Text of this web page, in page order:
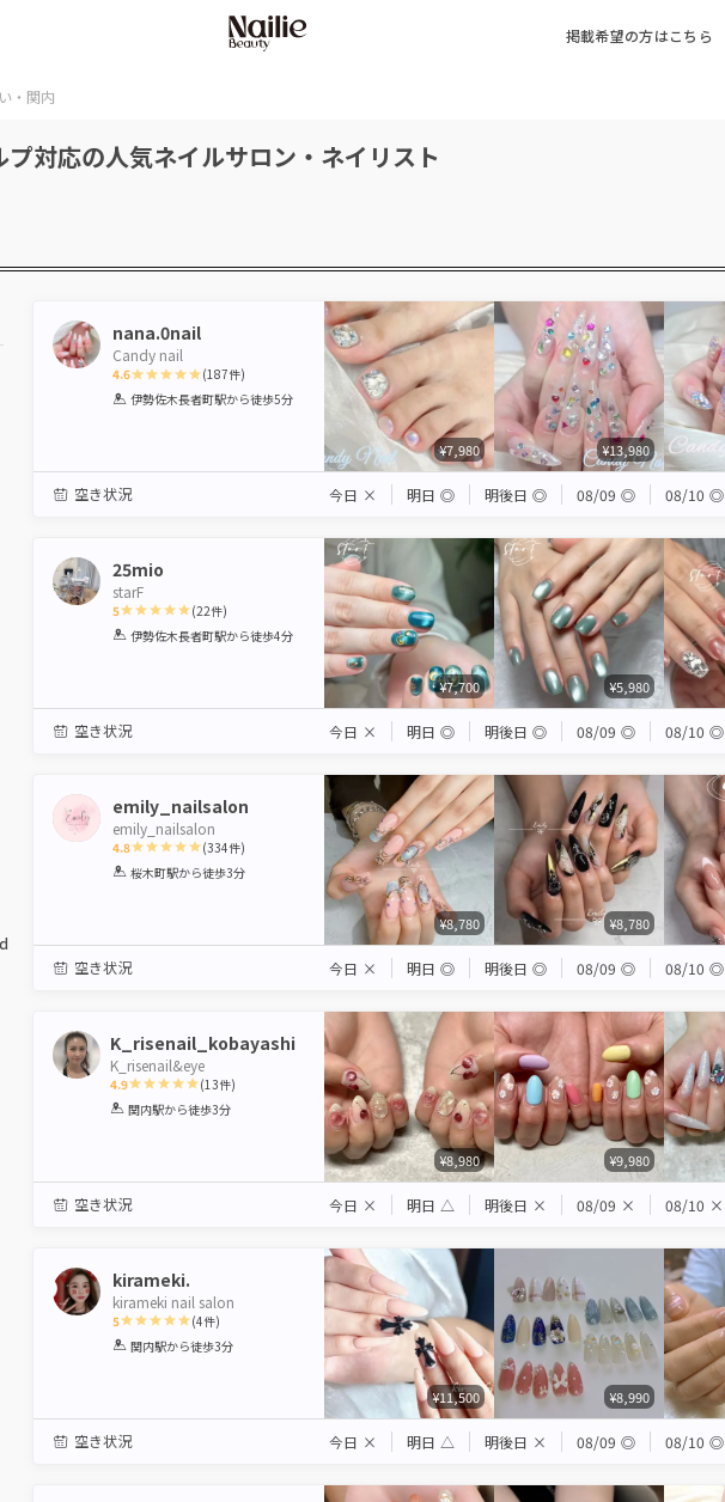
掲載希望の方はこちら
・関内
対応の人気ネイルサロン・ネイリスト
nana.0nail
Candy nail
4.6
1 2 3 4 5
(187件)
伊勢佐木長者町駅から徒歩5分
¥7,980 ¥13,980
空き状況 今日 × 明日 ◎ 明後日 ◎ 08/09 ◎ 08/10 ◎
25mio
starF
5
1 2 3 4 5
(22件)
伊勢佐木長者町駅から徒歩4分
¥7,700 ¥5,980
空き状況 今日 × 明日 ◎ 明後日 ◎ 08/09 ◎ 08/10 ◎
emily_nailsalon
emily_nailsalon
4.8
1 2 3 4 5
(334件)
桜木町駅から徒歩3分
¥8,780 ¥8,780
空き状況 今日 × 明日 ◎ 明後日 ◎ 08/09 ◎ 08/10 ◎
K_risenail_kobayashi
K_risenail&eye
4.9
1 2 3 4 5
(13件)
関内駅から徒歩3分
¥8,980 ¥9,980
空き状況 今日 × 明日 △ 明後日 × 08/09 × 08/10 ×
kirameki.
kirameki nail salon
5
1 2 3 4 5
(4件)
関内駅から徒歩3分
¥11,500 ¥8,990
空き状況 今日 × 明日 △ 明後日 × 08/09 ◎ 08/10 ◎